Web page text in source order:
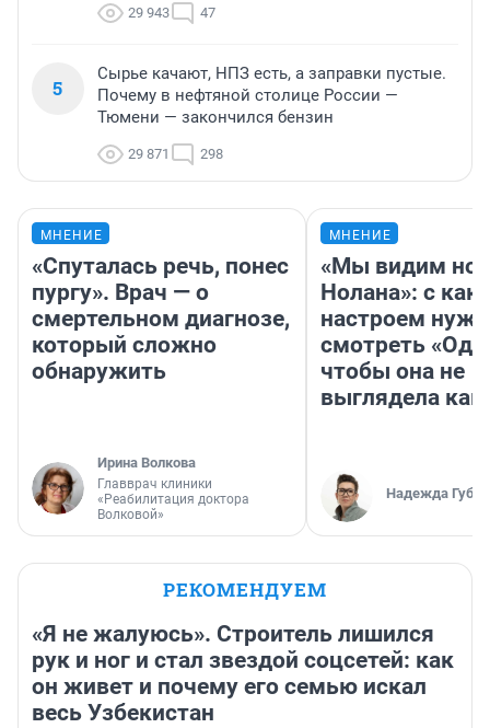
29 943 47
5
Сырье качают, НПЗ есть, а заправки пустые.
Почему в нефтяной столице России —
Тюмени — закончился бензин
29 871 298
МНЕНИЕ
«Спуталась речь, понес
пургу». Врач — о
смертельном диагнозе,
который сложно
обнаружить
Ирина Волкова
Главврач клиники
«Реабилитация доктора
Волковой»
МНЕНИЕ
«Мы видим
Нолана»: с
настроем
смотреть
чтобы она не
выглядела как
Надежда
РЕКОМЕНДУЕМ
«Я не жалуюсь». Строитель лишился
рук и ног и стал звездой соцсетей: как
он живет и почему его семью искал
весь Узбекистан